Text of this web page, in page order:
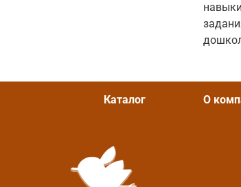
Каталог О